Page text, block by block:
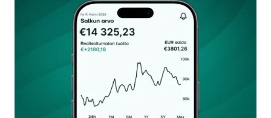
Kommentti*
Nimesi tai nimimerkkisi